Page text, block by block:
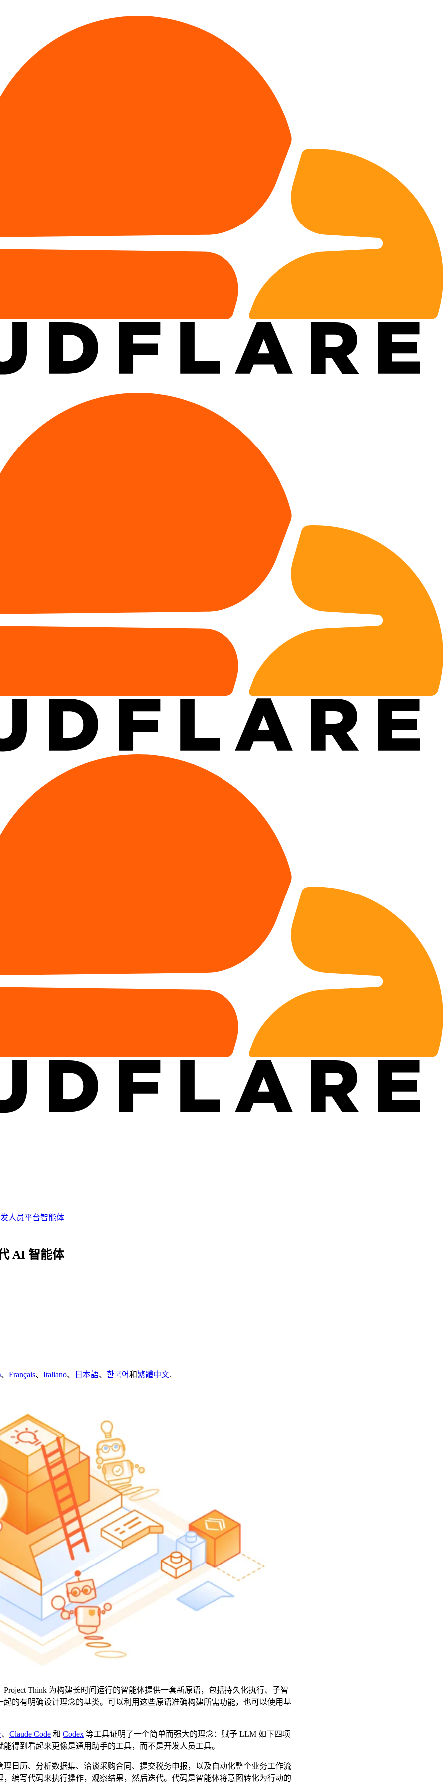
人员平台智能体
AI 智能体
、 Français、 Italiano、 日本語、 한국어和繁體中文.
Project Think 为构建长时间运行的智能体提供一套新原语，包括持久化执行、子智
的有明确设计理念的基类。可以利用这些原语准确构建所需功能，也可以使用基
、 Claude Code 和 Codex 等工具证明了一个简单而强大的理念：赋予 LLM 如下四项
得到看起来更像是通用助手的工具，而不是开发人员工具。
日历、分析数据集、洽谈采购合同、提交税务申报，以及自动化整个业务工作流
编写代码来执行操作，观察结果，然后迭代。代码是智能体将意图转化为行动的